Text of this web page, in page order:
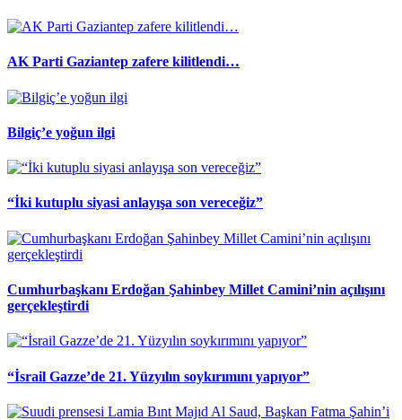
AK Parti Gaziantep zafere kilitlendi…
Bilgiç’e yoğun ilgi
“İki kutuplu siyasi anlayışa son vereceğiz”
Cumhurbaşkanı Erdoğan Şahinbey Millet Camini’nin açılışını
gerçekleştirdi
“İsrail Gazze’de 21. Yüzyılın soykırımını yapıyor”